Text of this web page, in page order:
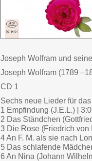
Joseph Wolfram und
Joseph Wolfram (1789
CD 1
Sechs neue Lieder für
1 Empfindung (J.E.L.) |
2 Das Ständchen
3 Die Rose (Friedrich von
4 An F. M. als sie nach
5 Das schlafende
6 An Nina (Johann